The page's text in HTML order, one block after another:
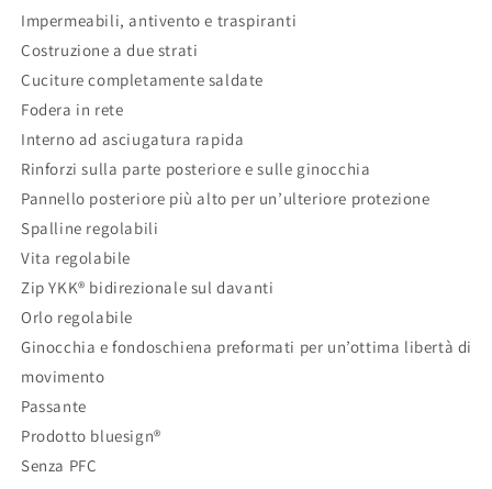
Impermeabili, antivento e traspiranti
Costruzione a due strati
Cuciture completamente saldate
Fodera in rete
Interno ad asciugatura rapida
Rinforzi sulla parte posteriore e sulle ginocchia
Pannello posteriore più alto per un’ulteriore protezione
Spalline regolabili
Vita regolabile
Zip YKK® bidirezionale sul davanti
Orlo regolabile
Ginocchia e fondoschiena preformati per un’ottima libertà di
movimento
Passante
Prodotto bluesign®
Senza PFC